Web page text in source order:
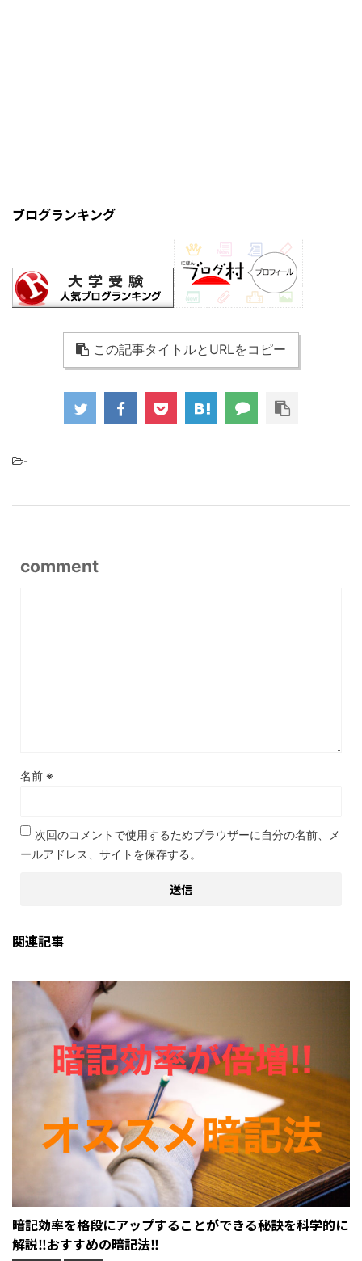
ブログランキング
この記事タイトルとURLをコピー
-
comment
名前 ※
次回のコメントで使用するためブラウザーに自分の名前、メ
ールアドレス、サイトを保存する。
関連記事
暗記効率を格段にアップすることができる秘訣を科学的に
解説‼︎おすすめの暗記法‼︎